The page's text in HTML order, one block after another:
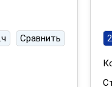
Сравнить